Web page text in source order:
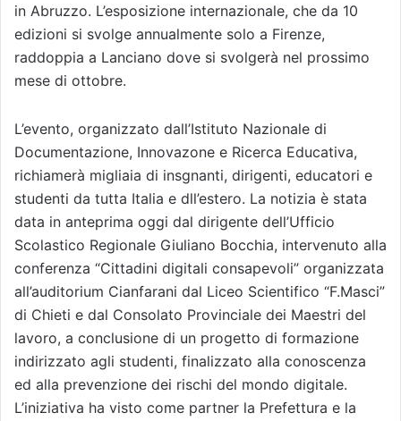
in Abruzzo. L’esposizione internazionale, che da 10
edizioni si svolge annualmente solo a Firenze,
raddoppia a Lanciano dove si svolgerà nel prossimo
mese di ottobre.
L’evento, organizzato dall’Istituto Nazionale di
Documentazione, Innovazone e Ricerca Educativa,
richiamerà migliaia di insgnanti, dirigenti, educatori e
studenti da tutta Italia e dll’estero. La notizia è stata
data in anteprima oggi dal dirigente dell’Ufficio
Scolastico Regionale Giuliano Bocchia, intervenuto alla
conferenza “Cittadini digitali consapevoli” organizzata
all’auditorium Cianfarani dal Liceo Scientifico “F.Masci”
di Chieti e dal Consolato Provinciale dei Maestri del
lavoro, a conclusione di un progetto di formazione
indirizzato agli studenti, finalizzato alla conoscenza
ed alla prevenzione dei rischi del mondo digitale.
L’iniziativa ha visto come partner la Prefettura e la